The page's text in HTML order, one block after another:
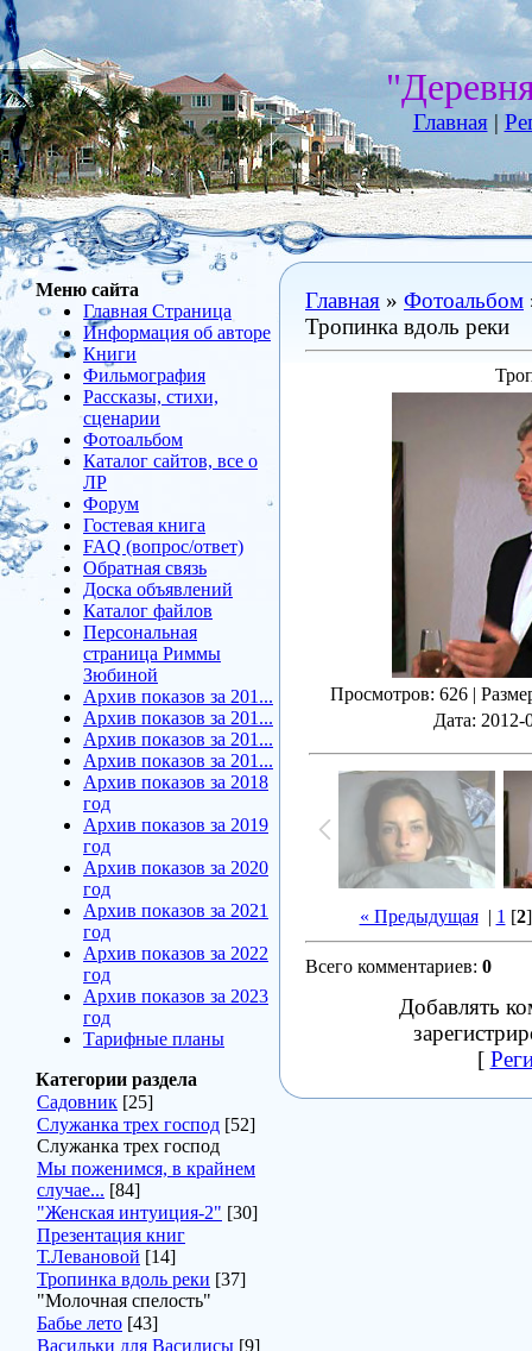
Главная|
Меню сайта
Главная Страница
Информация об авторе
Книги
Фильмография
Рассказы, стихи,
сценарии
Фотоальбом
Каталог сайтов, все о
ЛР
Форум
Гостевая книга
FAQ (вопрос/ответ)
Обратная связь
Доска объявлений
Каталог файлов
Персональная
страница Риммы
Зюбиной
Архив показов за 201...
Архив показов за 201...
Архив показов за 201...
Архив показов за 201...
Архив показов за 2018
год
Архив показов за 2019
год
Архив показов за 2020
год
Архив показов за 2021
год
Архив показов за 2022
год
Архив показов за 2023
год
Тарифные планы
Категории раздела
Садовник [25]
Служанка трех господ [52]
Служанка трех господ
Мы поженимся, в крайнем
случае... [84]
"Женская интуиция-2" [30]
Презентация книг
Т.Левановой [14]
Тропинка вдоль реки [37]
"Молочная спелость"
Бабье лето [43]
Васильки для Василисы [9]
Главная » Фотоальбом
Тропинка вдоль реки
Просмотров: 626 |
Дата: 2012-
« Предыдущая| 1 [2
Всего комментариев: 0
Добавлять
[